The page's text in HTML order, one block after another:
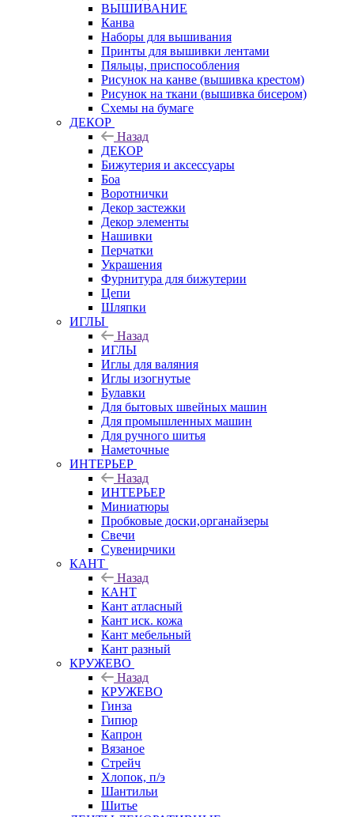
ВЫШИВАНИЕ
Канва
Наборы для вышивания
Принты для вышивки лентами
Пяльцы, приспособления
Рисунок на канве (вышивка крестом)
Рисунок на ткани (вышивка бисером)
Схемы на бумаге
ДЕКОР
Назад
ДЕКОР
Бижутерия и аксессуары
Боа
Воротнички
Декор застежки
Декор элементы
Нашивки
Перчатки
Украшения
Фурнитура для бижутерии
Цепи
Шляпки
ИГЛЫ
Назад
ИГЛЫ
Иглы для валяния
Иглы изогнутые
Булавки
Для бытовых швейных машин
Для промышленных машин
Для ручного шитья
Наметочные
ИНТЕРЬЕР
Назад
ИНТЕРЬЕР
Миниатюры
Пробковые доски,органайзеры
Свечи
Сувенирчики
КАНТ
Назад
КАНТ
Кант атласный
Кант иск. кожа
Кант мебельный
Кант разный
КРУЖЕВО
Назад
КРУЖЕВО
Гинза
Гипюр
Капрон
Вязаное
Стрейч
Хлопок, п/э
Шантильи
Шитье